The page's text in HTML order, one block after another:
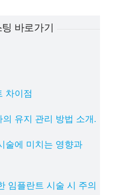
약
바로가기
차이점
유지 관리 방법 소개.
술에 미치는 영향과
임플란트 시술 시 주의